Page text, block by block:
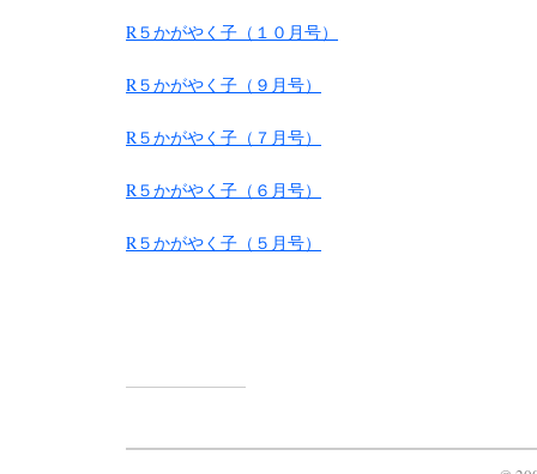
R５かがやく子（１０月号）
R５かがやく子（９月号）
R５かがやく子（７月号）
R５かがやく子（６月号）
R５かがやく子（５月号）